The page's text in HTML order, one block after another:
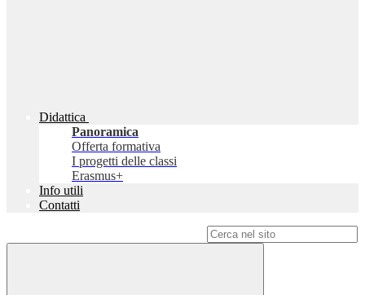
Didattica
Panoramica
Offerta formativa
I progetti delle classi
Erasmus+
Info utili
Contatti